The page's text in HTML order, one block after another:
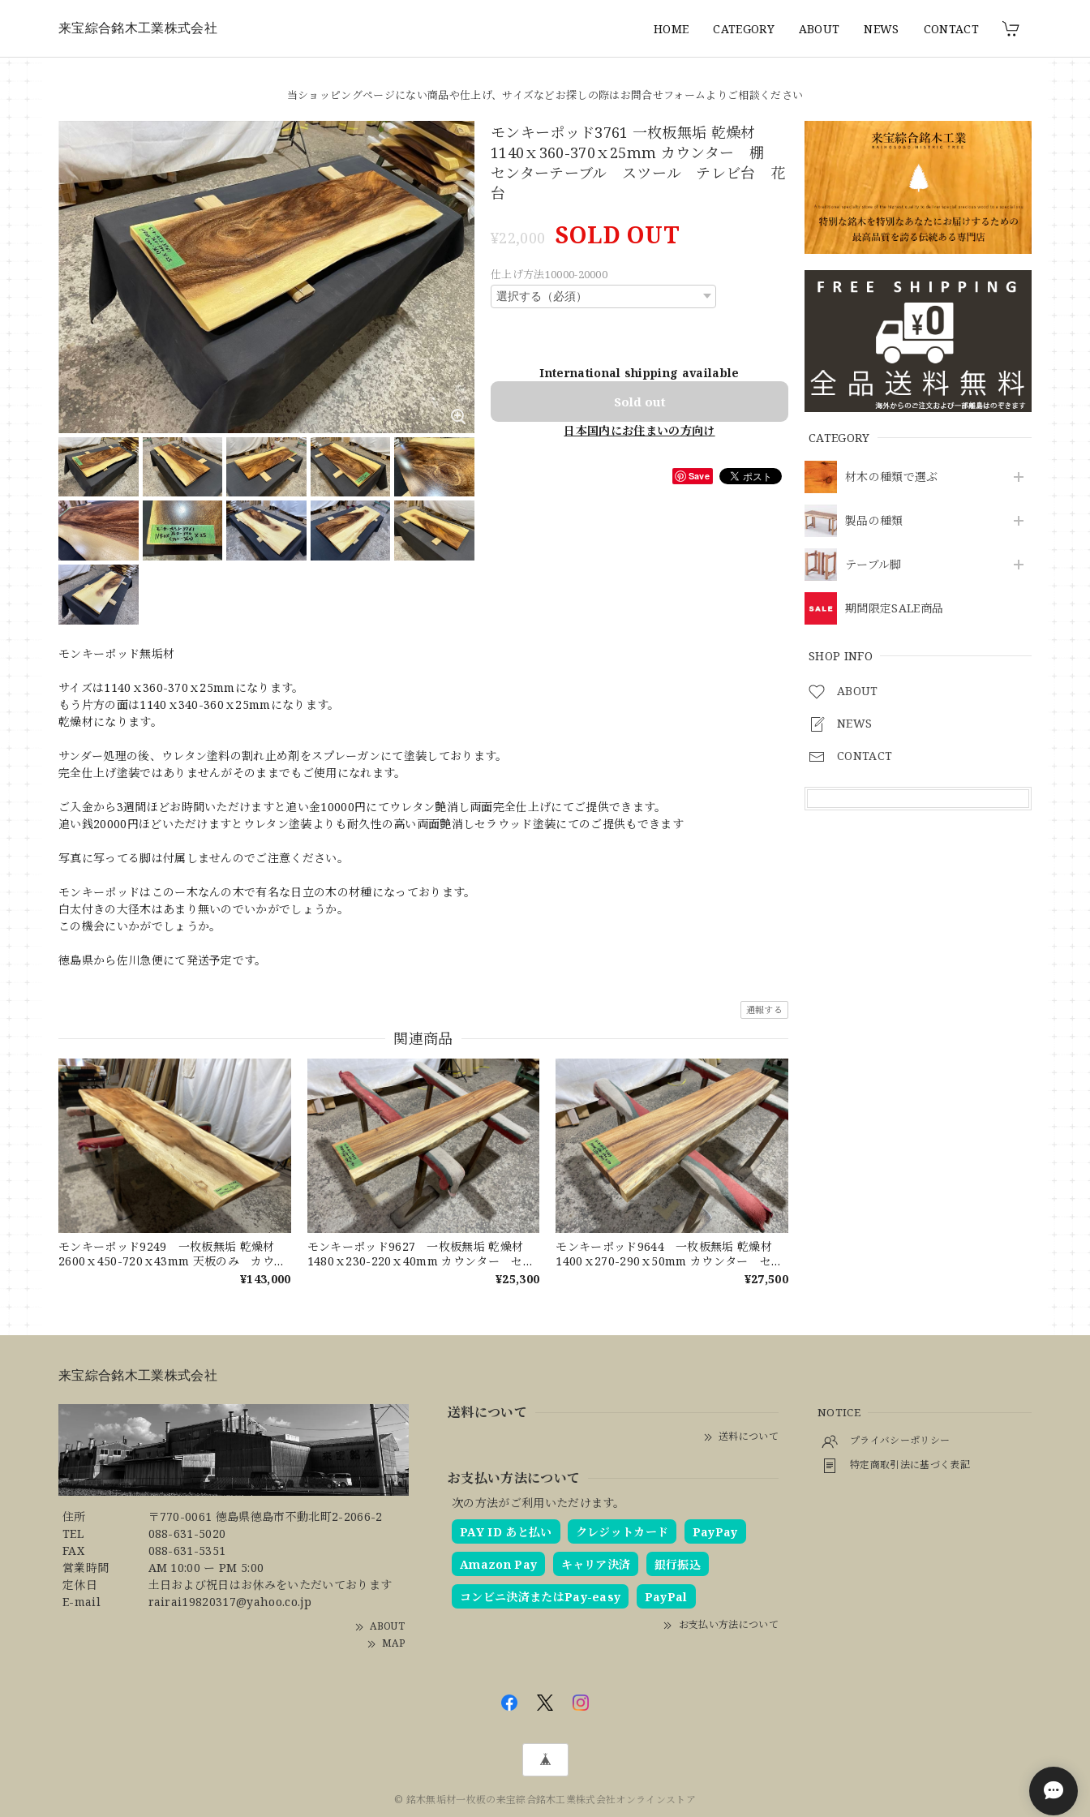
来宝綜合銘木工業株式会社 HOME CATEGORY ABOUT NEWS CONTACT
当ショッピングページにない商品や仕上げ、サイズなどお探しの際はお問合せフォームよりご相談ください
CATEGORY
材木の種類で選ぶ
製品の種類
テーブル脚
期間限定SALE商品
SHOP INFO
ABOUT
NEWS
CONTACT
モンキーポッド3761 一枚板無垢 乾燥材
1140ｘ360-370ｘ25mm カウンター 棚
センターテーブル スツール テレビ台 花
台
¥22,000 SOLD OUT
仕上げ方法10000-20000
International shipping available
Sold out
日本国内にお住まいの方向け
Save
モンキーポッド無垢材
サイズは1140ｘ360-370ｘ25mmになります。
もう片方の面は1140ｘ340-360ｘ25mmになります。
乾燥材になります。
サンダー処理の後、ウレタン塗料の割れ止め剤をスプレーガンにて塗装しております。
完全仕上げ塗装ではありませんがそのままでもご使用になれます。
ご入金から3週間ほどお時間いただけますと追い金10000円にてウレタン艶消し両面完全仕上げにてご提供できます。
追い銭20000円ほどいただけますとウレタン塗装よりも耐久性の高い両面艶消しセラウッド塗装にてのご提供もできます
写真に写ってる脚は付属しませんのでご注意ください。
モンキーポッドはこのー木なんの木で有名な日立の木の材種になっております。
白太付きの大径木はあまり無いのでいかがでしょうか。
この機会にいかがでしょうか。
徳島県から佐川急便にて発送予定です。
通報する
関連商品
モンキーポッド9249 一枚板無垢 乾燥材
2600ｘ450-720ｘ43mm 天板のみ カウン
ター センターテーブル ダイニングテーブ
¥143,000
モンキーポッド9627 一枚板無垢 乾燥材
1480ｘ230-220ｘ40mm カウンター セン
¥25,300
モンキーポッド9644 一枚板無垢 乾燥材
1400ｘ270-290ｘ50mm カウンター セン
¥27,500
来宝綜合銘木工業株式会社
住所
〒770-0061 徳島県徳島市不動北町2-2066-2
TEL
088-631-5020
FAX
088-631-5351
営業時間
AM 10:00 ー PM 5:00
定休日
土日および祝日はお休みをいただいております
E-mail
rairai19820317@yahoo.co.jp
ABOUT
MAP
送料について
送料について
お支払い方法について
次の方法がご利用いただけます。
PAY ID あと払い
クレジットカード PayPay
Amazon Pay キャリア決済 銀行振込
コンビニ決済またはPay-easy PayPal
お支払い方法について
NOTICE
プライバシーポリシー
特定商取引法に基づく表記
© 銘木無垢材一枚板の来宝綜合銘木工業株式会社オンラインストア